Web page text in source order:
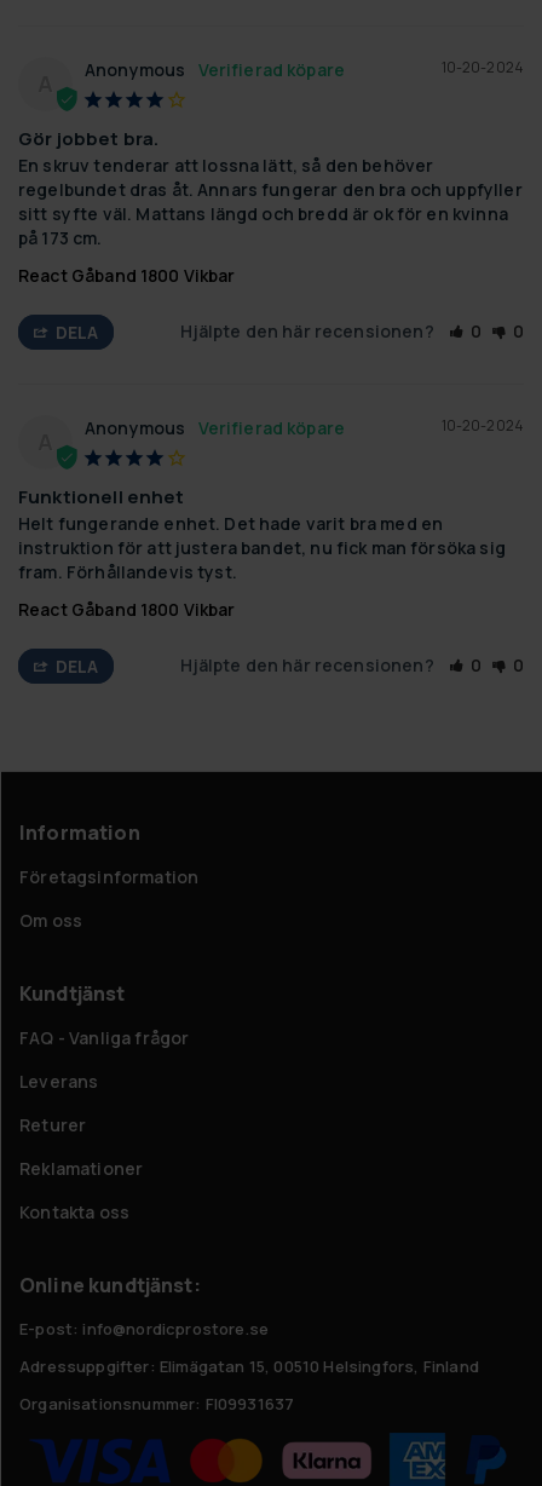
10-20-2024
Anonymous
Gör jobbet bra.
En skruv tenderar att lossna lätt, så den behöver
regelbundet dras åt. Annars fungerar den bra och uppfyller
sitt syfte väl. Mattans längd och bredd är ok för en kvinna
på 173 cm.
React Gåband 1800 Vikbar
DELA Hjälpte den här recensionen? 0 0
10-20-2024
Anonymous
Funktionell enhet
Helt fungerande enhet. Det hade varit bra med en
instruktion för att justera bandet, nu fick man försöka sig
fram. Förhållandevis tyst.
React Gåband 1800 Vikbar
DELA Hjälpte den här recensionen? 0 0
Information
Företagsinformation
Om oss
Kundtjänst
FAQ - Vanliga frågor
Leverans
Returer
Reklamationer
Kontakta oss
Online kundtjänst:
E-post: info@nordicprostore.se
Adressuppgifter: Elimägatan 15, 00510 Helsingfors, Finland
Organisationsnummer: FI09931637